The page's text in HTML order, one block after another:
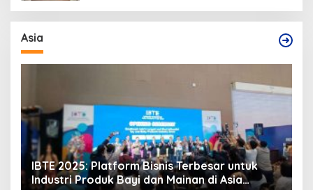
Asia
IBTE 2025: Platform Bisnis Terbesar untuk
Industri Produk Bayi dan Mainan di Asia